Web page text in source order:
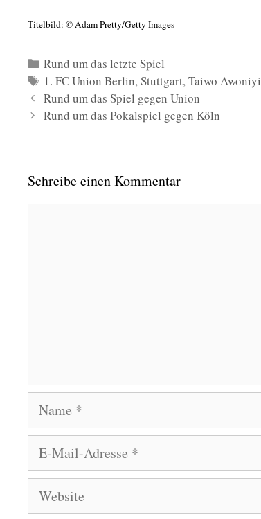
Titel­bild: © Adam Pretty/Getty Images
Kategorien
Rund um das letzte Spiel
Schlagwörter
1. FC Union Berlin,Stuttgart,Taiwo Awoniyi
Rund um das Spiel gegen Union
Rund um das Pokalspiel gegen Köln
Schreibe einen Kommentar
Mail-
Adresse